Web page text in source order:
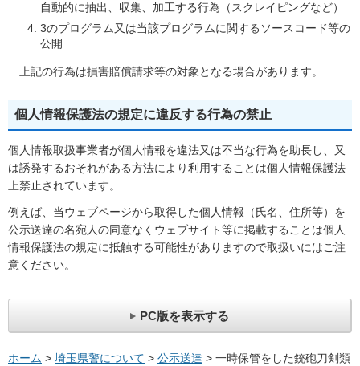
自動的に抽出、収集、加工する行為（スクレイピングなど）
3のプログラム又は当該プログラムに関するソースコード等の
公開
上記の行為は損害賠償請求等の対象となる場合があります。
個人情報保護法の規定に違反する行為の禁止
個人情報取扱事業者が個人情報を違法又は不当な行為を助長し、又
は誘発するおそれがある方法により利用することは個人情報保護法
上禁止されています。
例えば、当ウェブページから取得した個人情報（氏名、住所等）を
公示送達の名宛人の同意なくウェブサイト等に掲載することは個人
情報保護法の規定に抵触する可能性がありますので取扱いにはご注
意ください。
PC版を表示する
ホーム > 埼玉県警について > 公示送達 > 一時保管をした銃砲刀剣類